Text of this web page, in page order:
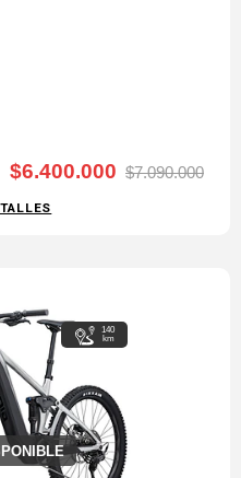
$6.400.000 $7.090.000
140
km